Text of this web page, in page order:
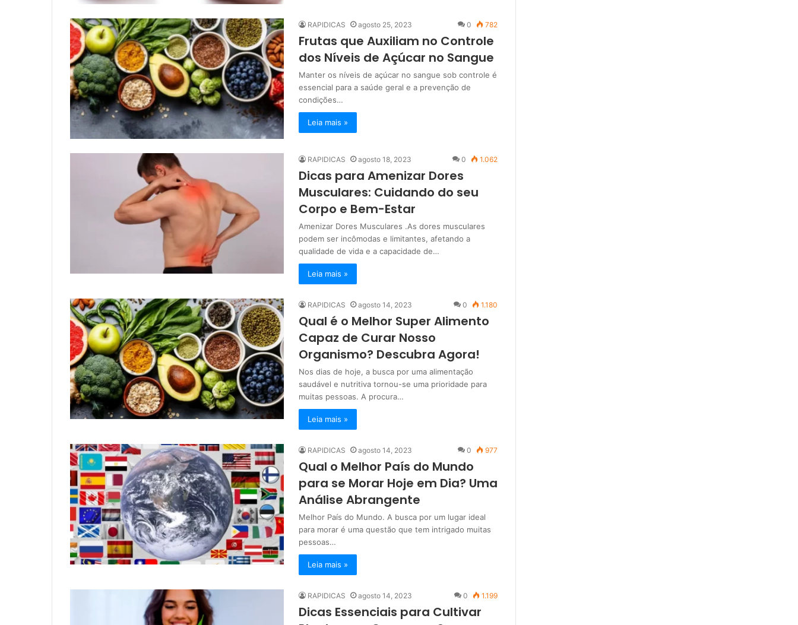
RAPIDICAS agosto 25, 2023 0 782
Frutas que Auxiliam no Controle
dos Níveis de Açúcar no Sangue
Manter os níveis de açúcar no sangue sob controle é
essencial para a saúde geral e a prevenção de
condições…
Leia mais »
RAPIDICAS agosto 18, 2023 0 1.062
Dicas para Amenizar Dores
Musculares: Cuidando do seu
Corpo e Bem-Estar
Amenizar Dores Musculares .As dores musculares
podem ser incômodas e limitantes, afetando a
qualidade de vida e a capacidade de…
Leia mais »
RAPIDICAS agosto 14, 2023 0 1.180
Qual é o Melhor Super Alimento
Capaz de Curar Nosso
Organismo? Descubra Agora!
Nos dias de hoje, a busca por uma alimentação
saudável e nutritiva tornou-se uma prioridade para
muitas pessoas. A procura…
Leia mais »
RAPIDICAS agosto 14, 2023 0 977
Qual o Melhor País do Mundo
para se Morar Hoje em Dia? Uma
Análise Abrangente
Melhor País do Mundo. A busca por um lugar ideal
para morar é uma questão que tem intrigado muitas
pessoas…
Leia mais »
RAPIDICAS agosto 14, 2023 0 1.199
Dicas Essenciais para Cultivar